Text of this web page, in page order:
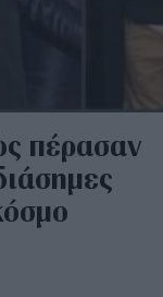
πέρασαν